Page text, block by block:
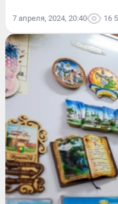
7 апреля, 2024, 20:40 16